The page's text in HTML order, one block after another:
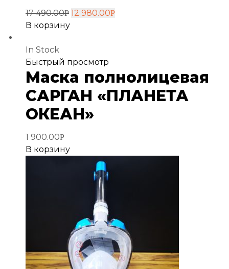
17 490.00Р 12 980.00Р
В корзину
In Stock
Добавить
в
Быстрый просмотр
Маска полнолицевая
САРГАН «ПЛАНЕТА
ОКЕАН»
1 900.00Р
В корзину